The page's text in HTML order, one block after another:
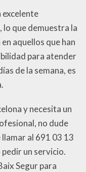
excelente
lo que demuestra la
aquellos que han
para atender
de la semana, es
y necesita un
no dude
al 691 03 13
un servicio.
Segur para